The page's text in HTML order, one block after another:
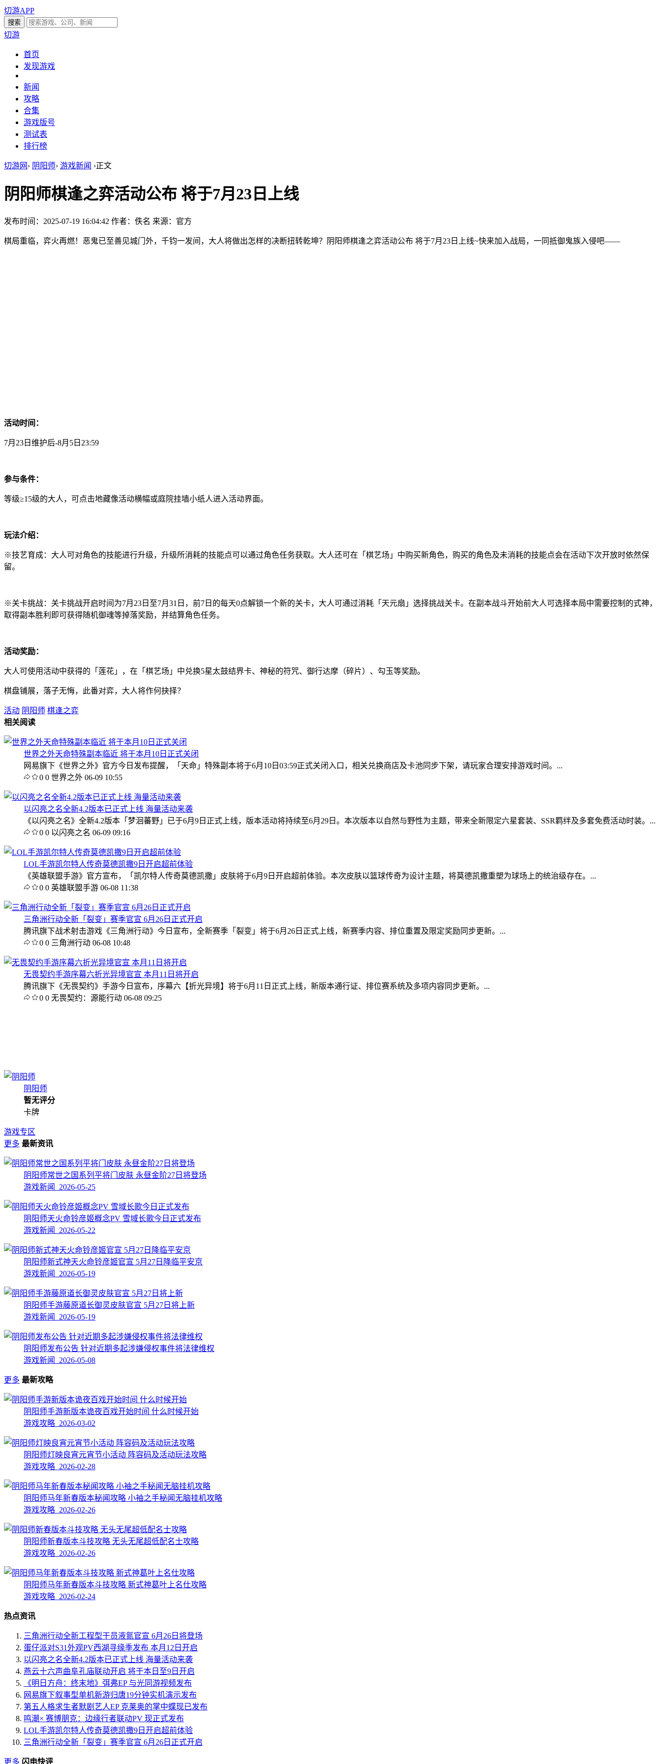
切游APP
切游
首页
发现游戏
新闻
攻略
合集
游戏版号
测试表
排行榜
切游网 › 阴阳师› 游戏新闻 ›正文
阴阳师棋逢之弈活动公布 将于7月23日上线
发布时间：2025-07-19 16:04:42 作者：佚名 来源：官方
棋局重临，弈火再燃！恶鬼已至善见城门外，千钧一发间，大人将做出怎样的决断扭转乾坤？阴阳师棋逢之弈活动公布 将于7月23日上线~快来加入战局，一同抵御鬼族入侵吧——
活动时间：
7月23日维护后-8月5日23:59
参与条件：
等级≥15级的大人，可点击地藏像活动横幅或庭院挂墙小纸人进入活动界面。
玩法介绍：
※技艺育成：大人可对角色的技能进行升级，升级所消耗的技能点可以通过角色任务获取。大人还可在「棋艺场」中购买新角色，购买的角色及未消耗的技能点会在活动下次开放时依然保
留。
※关卡挑战：关卡挑战开启时间为7月23日至7月31日，前7日的每天0点解锁一个新的关卡，大人可通过消耗「天元扇」选择挑战关卡。在副本战斗开始前大人可选择本局中需要控制的式神，
取得副本胜利即可获得随机御魂等掉落奖励，并结算角色任务。
活动奖励：
大人可使用活动中获得的「莲花」，在「棋艺场」中兑换5星太鼓结界卡、神秘的符咒、御行达摩（碎片）、勾玉等奖励。
棋盘铺展，落子无悔，此番对弈，大人将作何抉择？
活动 阴阳师 棋逢之弈
相关阅读
世界之外天命特殊副本临近 将于本月10日正式关闭
网易旗下《世界之外》官方今日发布提醒，「天命」特殊副本将于6月10日03:59正式关闭入口，相关兑换商店及卡池同步下架，请玩家合理安排游戏时间。...
0 0 世界之外 06-09 10:55
以闪亮之名全新4.2版本已正式上线 海量活动来袭
《以闪亮之名》全新4.2版本「梦洄蕃野」已于6月9日正式上线，版本活动将持续至6月29日。本次版本以自然与野性为主题，带来全新限定六星套装、SSR羁绊及多套免费活动时装。...
0 0 以闪亮之名 06-09 09:16
LOL手游凯尔特人传奇莫德凯撒9日开启超前体验
《英雄联盟手游》官方宣布，「凯尔特人传奇莫德凯撒」皮肤将于6月9日开启超前体验。本次皮肤以篮球传奇为设计主题，将莫德凯撒重塑为球场上的统治级存在。...
0 0 英雄联盟手游 06-08 11:38
三角洲行动全新「裂变」赛季官宣 6月26日正式开启
腾讯旗下战术射击游戏《三角洲行动》今日宣布，全新赛季「裂变」将于6月26日正式上线，新赛季内容、排位重置及限定奖励同步更新。...
0 0 三角洲行动 06-08 10:48
无畏契约手游序幕六折光异境官宣 本月11日将开启
腾讯旗下《无畏契约》手游今日宣布，序幕六【折光异境】将于6月11日正式上线，新版本通行证、排位赛系统及多项内容同步更新。...
0 0 无畏契约：源能行动 06-08 09:25
阴阳师
暂无评分
卡牌
游戏专区
更多 最新资讯
阴阳师常世之国系列平将门皮肤 永昼金阶27日将登场
游戏新闻 2026-05-25
阴阳师天火命铃彦姬概念PV 雪域长歌今日正式发布
游戏新闻 2026-05-22
阴阳师新式神天火命铃彦姬官宣 5月27日降临平安京
游戏新闻 2026-05-19
阴阳师手游藤原道长御灵皮肤官宣 5月27日将上新
游戏新闻 2026-05-19
阴阳师发布公告 针对近期多起涉嫌侵权事件将法律维权
游戏新闻 2026-05-08
更多 最新攻略
阴阳师手游新版本诡夜百戏开始时间 什么时候开始
游戏攻略 2026-03-02
阴阳师灯映良宵元宵节小活动 阵容码及活动玩法攻略
游戏攻略 2026-02-28
阴阳师马年新春版本秘闻攻略 小袖之手秘闻无脑挂机攻略
游戏攻略 2026-02-26
阴阳师新春版本斗技攻略 无头无尾超低配名士攻略
游戏攻略 2026-02-26
阴阳师马年新春版本斗技攻略 新式神葛叶上名仕攻略
游戏攻略 2026-02-24
热点资讯
三角洲行动全新工程型干员液氮官宣 6月26日将登场
蛋仔派对S31外观PV西湖寻缘季发布 本月12日开启
以闪亮之名全新4.2版本已正式上线 海量活动来袭
燕云十六声曲阜孔庙联动开启 将于本日至9日开启
《明日方舟：终末地》弭弗EP 与光同游视频发布
网易旗下叙事型单机新游归唐19分钟实机演示发布
第五人格求生者默剧艺人EP 克莱奥的掌中蝶现已发布
鸣潮× 赛博朋克：边缘行者联动PV 现正式发布
LOL手游凯尔特人传奇莫德凯撒9日开启超前体验
三角洲行动全新「裂变」赛季官宣 6月26日正式开启
更多 闪电快评